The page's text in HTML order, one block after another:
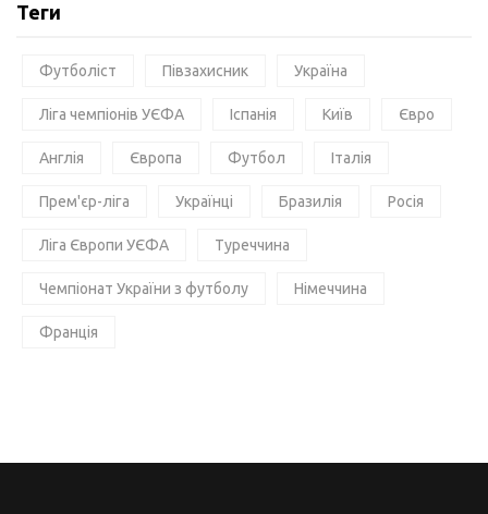
Теги
Футболіст Півзахисник Україна
Ліга чемпіонів УЄФА Іспанія Київ Євро
Англія Європа Футбол Італія
Прем'єр-ліга Українці Бразилія Росія
Ліга Європи УЄФА Туреччина
Чемпіонат України з футболу Німеччина
Франція